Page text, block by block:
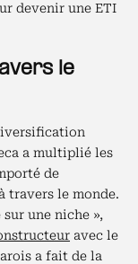
devenir une ETI
le
a multiplié les
de
travers le monde.
une niche »,
avec le
a fait de la